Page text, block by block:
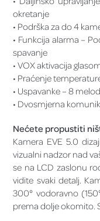
okretanje
• Podrška za do 4
• Funkcija alarma –
spavanje
• VOX aktivacija
• Praćenje
• Uspavanke – 8
• Dvosmjerna
Nećete propustiti
Kamera EVE 5.0
vizualni nadzor nad
se na LCD zaslonu
vidite svaki detalj.
300° vodoravno
prema dolje okomito.